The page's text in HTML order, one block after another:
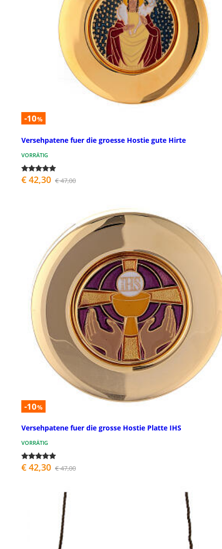
-10%
Versehpatene fuer die groesse Hostie gute Hirte
VORRÄTIG
€ 42,30 € 47,00
-10%
Versehpatene fuer die grosse Hostie Platte IHS
VORRÄTIG
€ 42,30 € 47,00